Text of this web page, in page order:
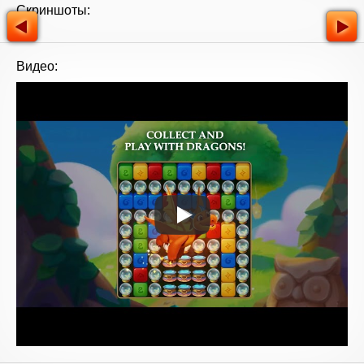
Скриншоты:
Видео: